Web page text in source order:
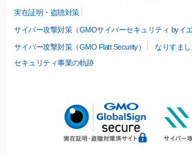
実在証明・盗聴対策
サイバー攻撃対策（GMOサイバーセキュリティ byイエ
サイバー攻撃対策（GMO Flatt Security）
なりすま
セキュリティ事業の軌跡